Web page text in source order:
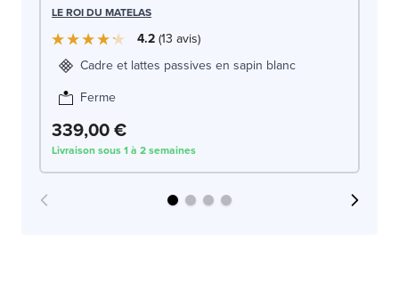
LE ROI DU MATELAS
4.2 13 avis
Cadre et lattes passives en sapin blanc
Ferme
339,00 €
Livraison sous 1 à 2 semaines